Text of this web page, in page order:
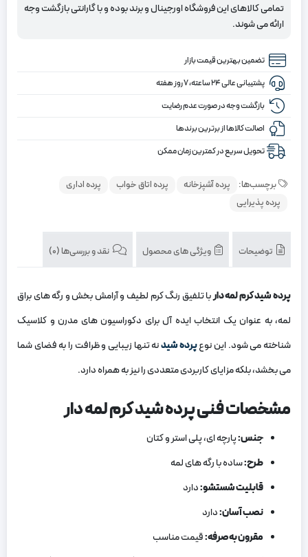
تمامی کالاهای این فروشگاه اورجینال و برند بوده و با گارانتی بازگشت وجه
ارائه می شوند.
تضمین بهترین قیمت بازار
پشتیبانی عالی ۲۴ ساعته، ۷ روز هفته
بازگشت وجه در صورت عدم رضایت
اصالت کالاها از برترین برندها
تحویل سریع در کمترین زمان ممکن
برچسب‌ها: پرده آشپزخانه پرده اتاق خواب
پرده اداری
پرده پذیرایی
توضیحات ویژگی های محصول نقد و بررسی‌ها (0)
پرده شید کرم لمه داربا تلفیق رنگ کرم لطیف و آرامش بخش و رگه های براق
لمه، به عنوان یک انتخاب ایده آل برای دکوراسیون های مدرن و کلاسیک
شناخته می شود. این نوعپرده شیدنه تنها زیبایی و ظرافت را به فضای شما
می بخشد، بلکه مزایای کاربردی متعددی را نیز به همراه دارد.
مشخصات فنی پرده شید کرم لمه دار
جنس:پارچه ای، پلی استر و کتان
طرح:ساده با رگه های لمه
قابلیت شستشو:دارد
نصب آسان:دارد
مقرون به صرفه:قیمت مناسب